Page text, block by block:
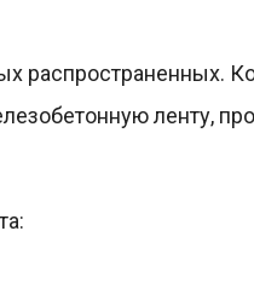
распространенных.
ленту,